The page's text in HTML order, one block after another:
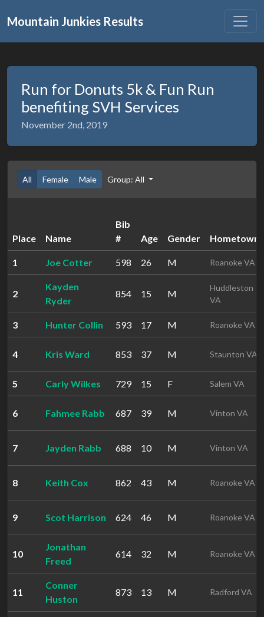
Mountain Junkies Results
Run for Donuts 5k & Fun Run
benefiting SVH Services
November 2nd, 2019
All Female Male Group: All
Place Name
Bib
#
Age Gender Hometown
1 Joe Cotter 598 26 M Roanoke VA
2
Kayden
Ryder
854 15 M
Huddleston
VA
3 Hunter Collin 593 17 M Roanoke VA
4 Kris Ward 853 37 M Staunton VA
5 Carly Wilkes 729 15 F Salem VA
6 Fahmee Rabb 687 39 M Vinton VA
7 Jayden Rabb 688 10 M Vinton VA
8 Keith Cox 862 43 M Roanoke VA
9 Scot Harrison 624 46 M Roanoke VA
10
Jonathan
Freed
614 32 M Roanoke VA
11
Conner
Huston
873 13 M Radford VA